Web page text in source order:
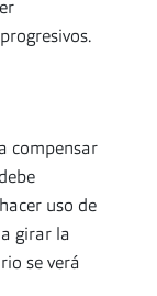
compensar
uso de
girar la
se verá